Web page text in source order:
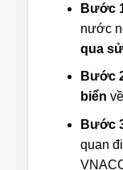
Bước
nước
qua
Bước
biển
Bước
quan